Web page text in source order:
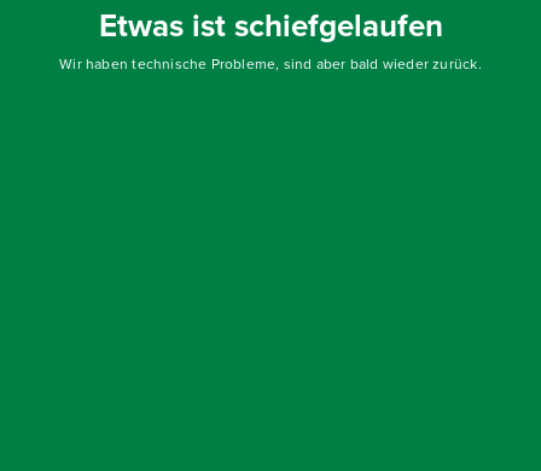
Etwas ist schiefgelaufen
Wir haben technische Probleme, sind aber bald wieder zurück.